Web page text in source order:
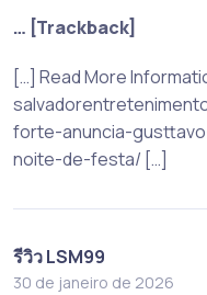
… [Trackback]
[…] Read More
forte-anuncia-
noite-de-festa/ […]
รีวิว LSM99
30 de janeiro de 2026